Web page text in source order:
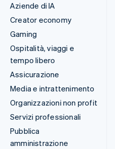
Aziende di IA
Creator economy
Gaming
Ospitalità, viaggi e
tempo libero
Assicurazione
Media e intrattenimento
Organizzazioni non profit
Servizi professionali
Pubblica
amministrazione